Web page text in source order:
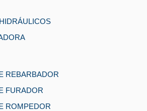
REBARBADOR
FURADOR
ROMPEDOR